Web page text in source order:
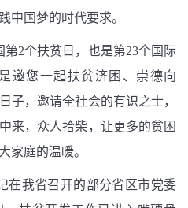
中国梦的时代要求。
第2个扶贫日，也是第23个国际
邀您一起扶贫济困、崇德向
子，邀请全社会的有识之士，
来，众人拾柴，让更多的贫困
家庭的温暖。
在我省召开的部分省区市党委